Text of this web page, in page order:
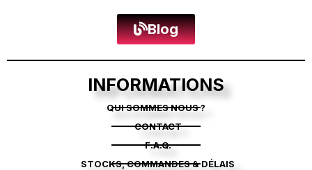
Blog
INFORMATIONS
QUI SOMMES NOUS ?
CONTACT
F.A.Q.
STOCKS, COMMANDES & DÉLAIS